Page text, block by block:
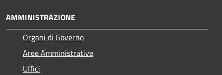
AMMINISTRAZIONE
Organi di Governo
Aree Amministrative
Uffici